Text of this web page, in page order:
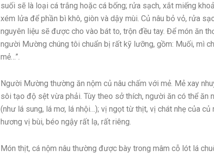
suối sẽ là loại cá trắng hoặc cá bống; rửa sạch, xắt miếng
xém lửa để phần bì khô, giòn và dậy mùi. Củ nâu bỏ vỏ, rửa
nguyên liệu sẽ được cho vào bát to, trộn đều tay. Để món ăn
người Mường chúng tôi chuẩn bị rất kỹ lưỡng, gồm: Muối, mì
mẻ…”.
Người Mường thường ăn nộm củ nâu chấm với mẻ. Mẻ xay
sôi tạo độ sệt vừa phải. Tùy theo sở thích, người ăn có thể ăn
(như lá sung, lá mơ, lá nhội…); vị ngọt từ thịt, vị chát nhẹ của củ
hương vị bùi, béo ngậy rất lạ, rất riêng.
Món thịt, cá nộm nâu thường được bày trong mâm cỗ lót lá